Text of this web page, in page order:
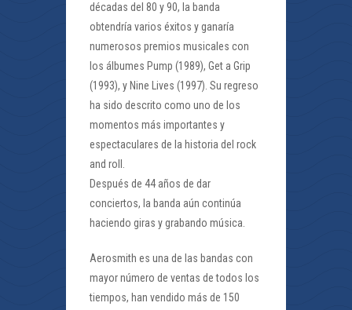
décadas del 80 y 90, la banda
obtendría varios éxitos y ganaría
numerosos premios musicales con
los álbumes Pump (1989), Get a Grip
(1993), y Nine Lives (1997). Su regreso
ha sido descrito como uno de los
momentos más importantes y
espectaculares de la historia del rock
and roll.
Después de 44 años de dar
conciertos, la banda aún continúa
haciendo giras y grabando música.
Aerosmith es una de las bandas con
mayor número de ventas de todos los
tiempos, han vendido más de 150